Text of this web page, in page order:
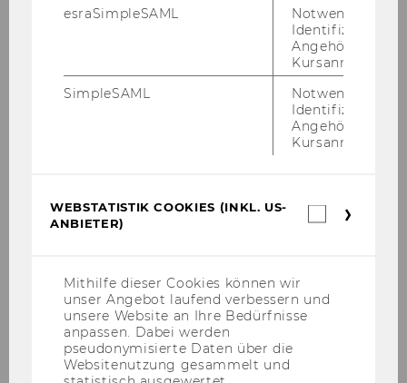
Projekt
Lebensverhältnisse in Armut
Projektleit
er/in
Ass. Prof. Dr. Horst Reiger
Projektleit
er/in
Univ. Prof. Dr. Gerald Reiner
ao. Univ. Prof. Dr. Alexander
Prosser
Projekt Musterunternehmen ECC
esraSimpleSAML
Notwendig zur
Identifizierung
Angehörige/r für
Kursanmeldung.
SimpleSAML
Notwendig zur
Identifizierung
Angehörige/r für
Kursanmeldung.
WEBSTATISTIK COOKIES (INKL. US-
ANBIETER)
Mithilfe dieser Cookies können wir
unser Angebot laufend verbessern und
unsere Website an Ihre Bedürfnisse
anpassen. Dabei werden
pseudonymisierte Daten über die
Websitenutzung gesammelt und